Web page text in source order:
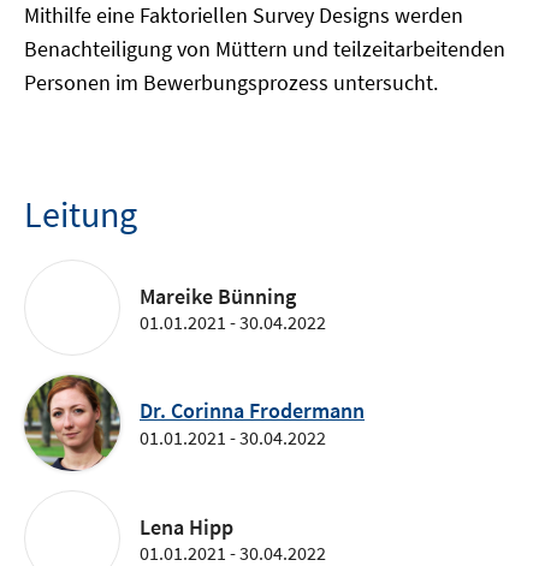
Mithilfe eine Faktoriellen Survey Designs werden
Benachteiligung von Müttern und teilzeitarbeitenden
Personen im Bewerbungsprozess untersucht.
Leitung
Mareike Bünning
01.01.2021 - 30.04.2022
Dr. Corinna Frodermann
01.01.2021 - 30.04.2022
Lena Hipp
01.01.2021 - 30.04.2022